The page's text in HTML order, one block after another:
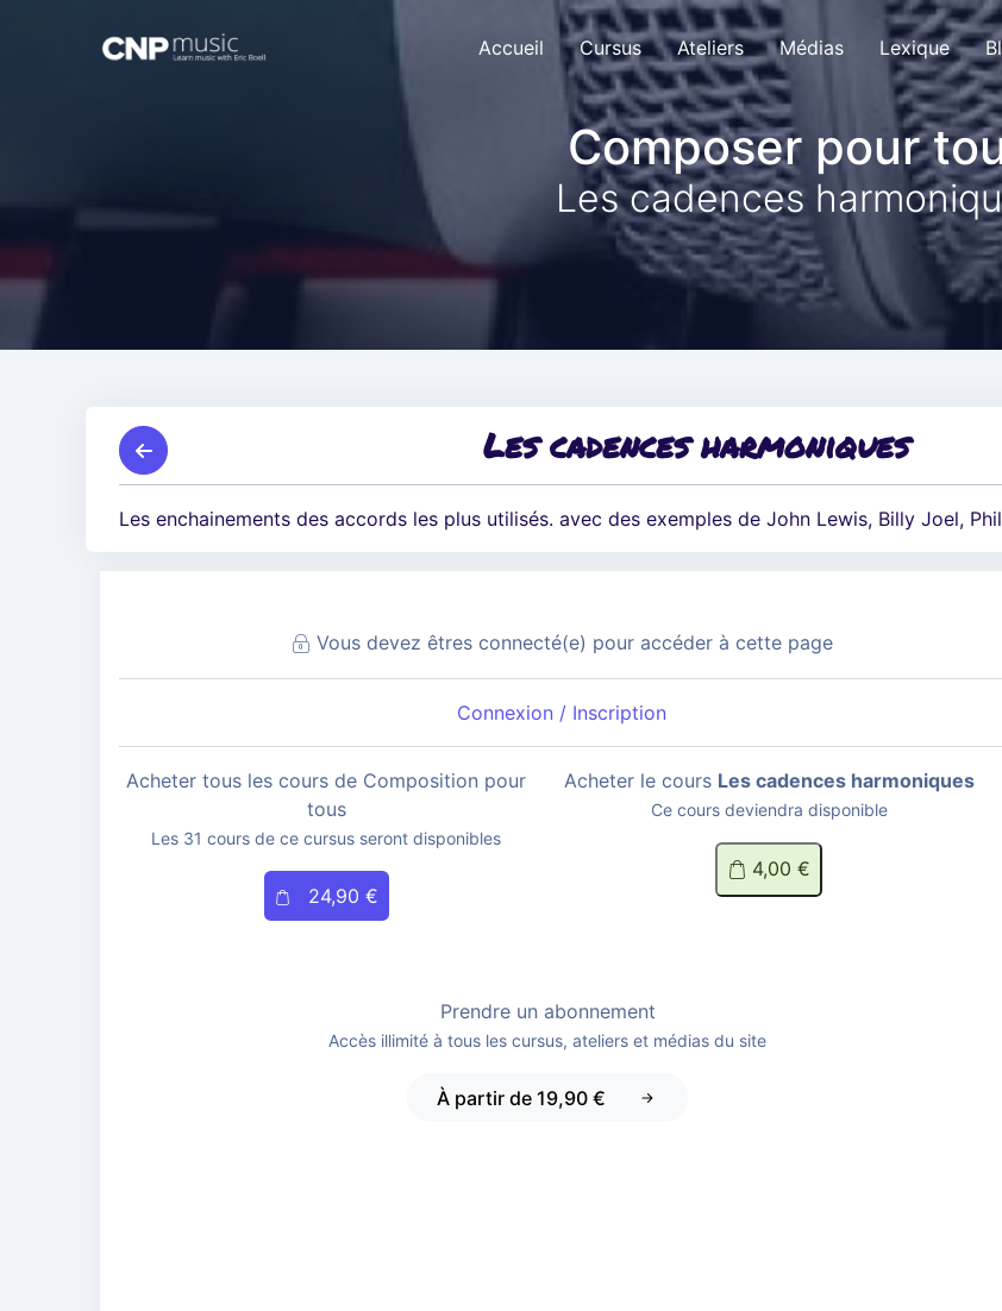
Accueil Cursus Ateliers Médias Lexique
Composer pour
Les cadences
Les cadences harmoniques
Les enchainements des accords les plus utilisés. avec des exemples de John Lewis, Billy Joel,
Vous devez êtres connecté(e) pour accéder à cette page
Connexion / Inscription
Acheter tous les cours de Composition pour
tous
Les 31 cours de ce cursus seront disponibles
24,90 €
Acheter le cours Les cadences harmoniques
Ce cours deviendra disponible
4,00 €
Prendre un abonnement
Accès illimité à tous les cursus, ateliers et médias du site
À partir de 19,90 €